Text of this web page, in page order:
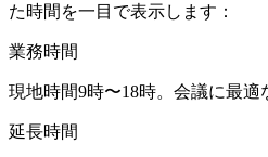
た時間を一目で表示します：
業務時間
現地時間9時〜18時。会議に最適
延長時間